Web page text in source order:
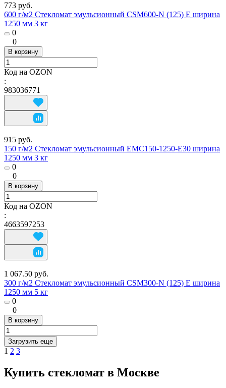
773 руб.
600 г/м2 Стекломат эмульсионный CSM600-N (125) E ширина
1250 мм 3 кг
0
0
В корзину
Код на OZON
:
983036771
915 руб.
150 г/м2 Стекломат эмульсионный EMC150-1250-E30 ширина
1250 мм 3 кг
0
0
В корзину
Код на OZON
:
4663597253
1 067.50 руб.
300 г/м2 Стекломат эмульсионный CSM300-N (125) E ширина
1250 мм 5 кг
0
0
В корзину
Загрузить еще
1 2 3
Купить стекломат в Москве